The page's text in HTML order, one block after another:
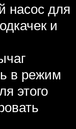
насос для
и
в режим
этого